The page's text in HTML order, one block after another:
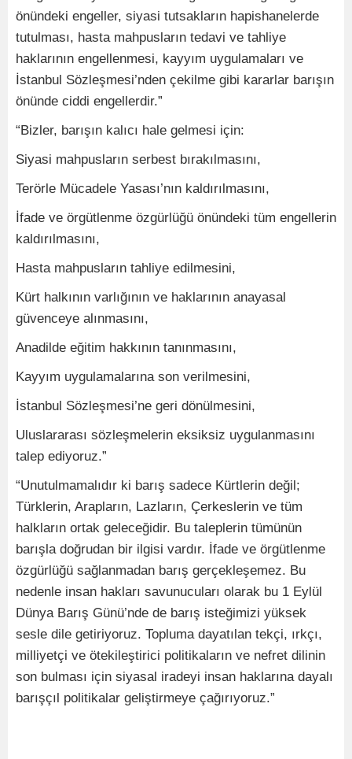
önündeki engeller, siyasi tutsakların hapishanelerde
tutulması, hasta mahpusların tedavi ve tahliye
haklarının engellenmesi, kayyım uygulamaları ve
İstanbul Sözleşmesi’nden çekilme gibi kararlar barışın
önünde ciddi engellerdir.”
“Bizler, barışın kalıcı hale gelmesi için:
Siyasi mahpusların serbest bırakılmasını,
Terörle Mücadele Yasası’nın kaldırılmasını,
İfade ve örgütlenme özgürlüğü önündeki tüm engellerin
kaldırılmasını,
Hasta mahpusların tahliye edilmesini,
Kürt halkının varlığının ve haklarının anayasal
güvenceye alınmasını,
Anadilde eğitim hakkının tanınmasını,
Kayyım uygulamalarına son verilmesini,
İstanbul Sözleşmesi’ne geri dönülmesini,
Uluslararası sözleşmelerin eksiksiz uygulanmasını
talep ediyoruz.”
“Unutulmamalıdır ki barış sadece Kürtlerin değil;
Türklerin, Arapların, Lazların, Çerkeslerin ve tüm
halkların ortak geleceğidir. Bu taleplerin tümünün
barışla doğrudan bir ilgisi vardır. İfade ve örgütlenme
özgürlüğü sağlanmadan barış gerçekleşemez. Bu
nedenle insan hakları savunucuları olarak bu 1 Eylül
Dünya Barış Günü’nde de barış isteğimizi yüksek
sesle dile getiriyoruz. Topluma dayatılan tekçi, ırkçı,
milliyetçi ve ötekileştirici politikaların ve nefret dilinin
son bulması için siyasal iradeyi insan haklarına dayalı
barışçıl politikalar geliştirmeye çağırıyoruz.”